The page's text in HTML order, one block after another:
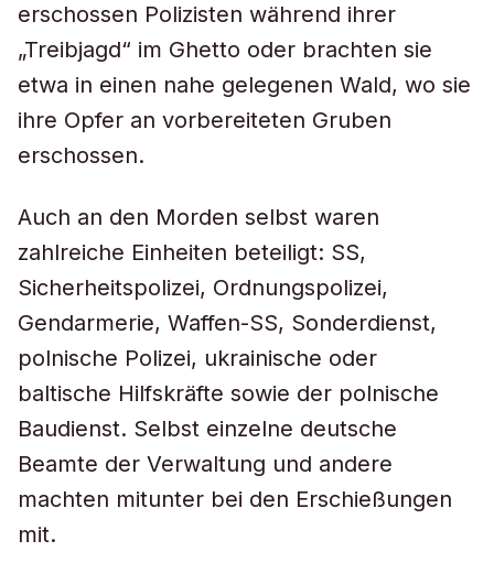
erschossen Polizisten während ihrer
„Treibjagd“ im Ghetto oder brachten sie
etwa in einen nahe gelegenen Wald, wo sie
ihre Opfer an vorbereiteten Gruben
erschossen.
Auch an den Morden selbst waren
zahlreiche Einheiten beteiligt: SS,
Sicherheitspolizei, Ordnungspolizei,
Gendarmerie, Waffen-SS, Sonderdienst,
polnische Polizei, ukrainische oder
baltische Hilfskräfte sowie der polnische
Baudienst. Selbst einzelne deutsche
Beamte der Verwaltung und andere
machten mitunter bei den Erschießungen
mit.